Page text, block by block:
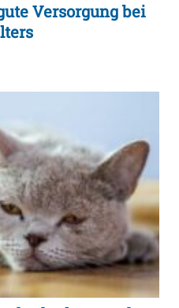
Versorgung bei